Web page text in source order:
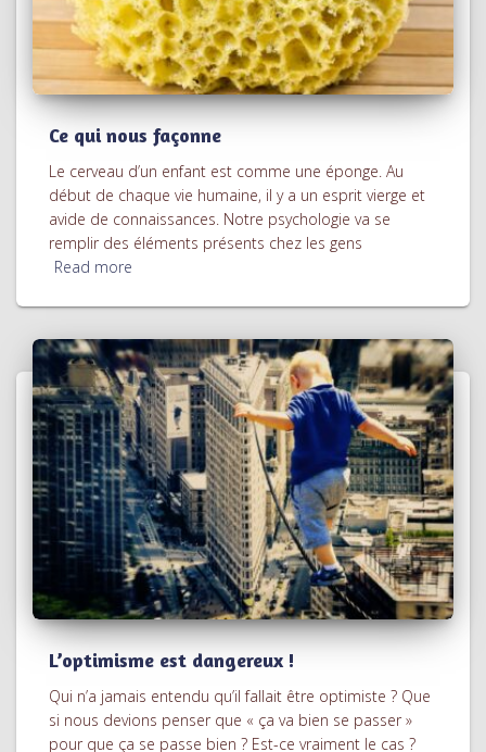
Ce qui nous façonne
Le cerveau d’un enfant est comme une éponge. Au
début de chaque vie humaine, il y a un esprit vierge et
avide de connaissances. Notre psychologie va se
remplir des éléments présents chez les gens
Read more
L’optimisme est dangereux !
Qui n’a jamais entendu qu’il fallait être optimiste ? Que
si nous devions penser que « ça va bien se passer »
pour que ça se passe bien ? Est-ce vraiment le cas ?